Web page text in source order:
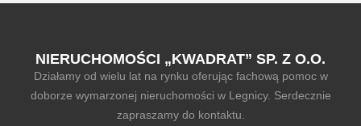
NIERUCHOMOŚCI „KWADRAT” SP. Z O.O.
Działamy od wielu lat na rynku oferując fachową pomoc w
doborze wymarzonej nieruchomości w Legnicy. Serdecznie
zapraszamy do kontaktu.